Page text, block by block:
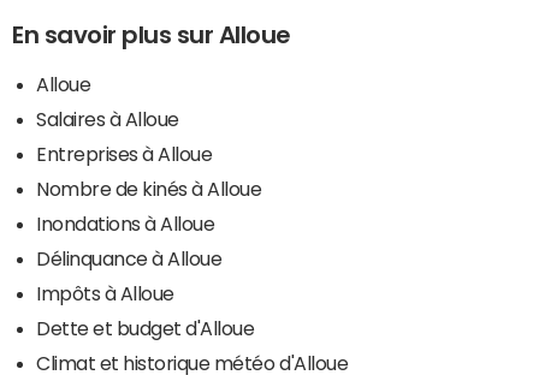
En savoir plus sur Alloue
Alloue
Salaires à Alloue
Entreprises à Alloue
Nombre de kinés à Alloue
Inondations à Alloue
Délinquance à Alloue
Impôts à Alloue
Dette et budget d'Alloue
Climat et historique météo d'Alloue